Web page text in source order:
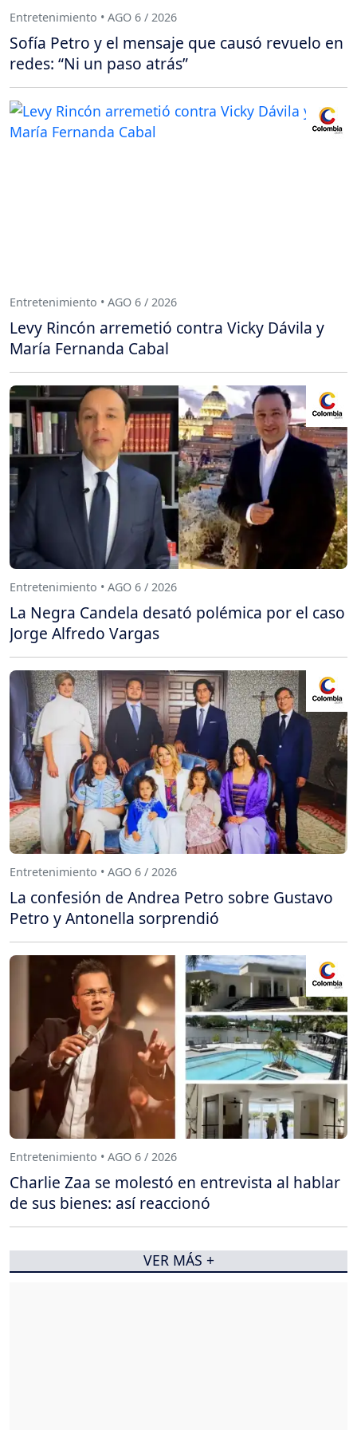
Entretenimiento • AGO 6 / 2026
Sofía Petro y el mensaje que causó revuelo en
redes: “Ni un paso atrás”
Entretenimiento • AGO 6 / 2026
Levy Rincón arremetió contra Vicky Dávila y
María Fernanda Cabal
Entretenimiento • AGO 6 / 2026
La Negra Candela desató polémica por el caso
Jorge Alfredo Vargas
Entretenimiento • AGO 6 / 2026
La confesión de Andrea Petro sobre Gustavo
Petro y Antonella sorprendió
Entretenimiento • AGO 6 / 2026
Charlie Zaa se molestó en entrevista al hablar
de sus bienes: así reaccionó
VER MÁS +